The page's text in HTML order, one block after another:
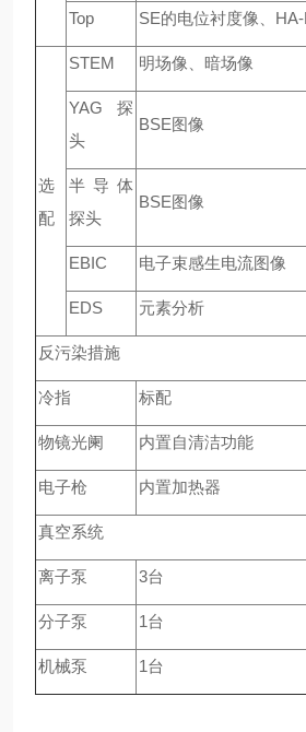
Top SE的电位衬度像、
选
配
STEM 明场像、暗场像
YAG 探
头
BSE图像
半导体
探头
BSE图像
EBIC 电子束感生电流图像
EDS 元素分析
反污染措施
冷指 标配
物镜光阑 内置自清洁功能
电子枪 内置加热器
真空系统
离子泵 3台
分子泵 1台
机械泵 1台